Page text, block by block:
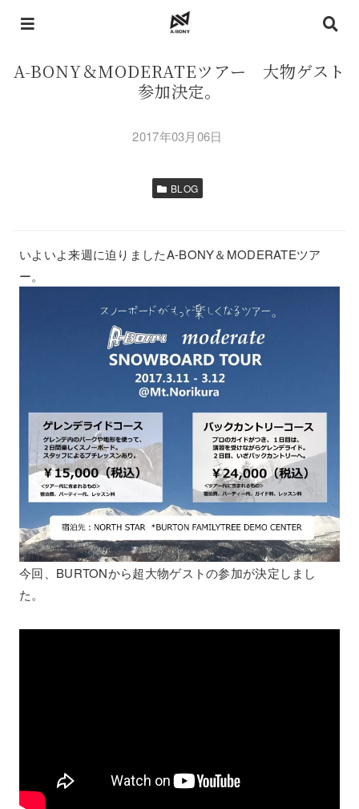
A-BONY＆MODERATEツアー 大物ゲスト
参加決定。
2017年03月06日
BLOG
いよいよ来週に迫りましたA-BONY＆MODERATEツア
ー。
今回、BURTONから超大物ゲストの参加が決定しまし
た。